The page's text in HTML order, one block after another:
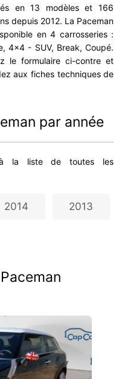
en 13 modèles et 166
depuis 2012. La Paceman
en 4 carrosseries :
4x4 - SUV, Break, Coupé.
le formulaire ci-contre et
aux fiches techniques de
par année
à la liste de toutes les
2014 2013